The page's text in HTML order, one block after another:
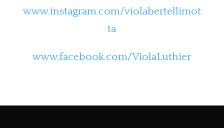
www.instagram.com/violabertellimot
ta
www.facebook.com/ViolaLuthier